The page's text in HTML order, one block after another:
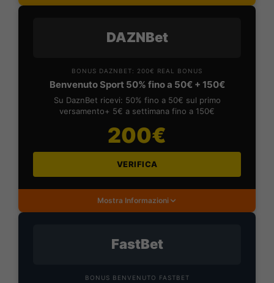
DAZNBet
BONUS DAZNBET: 200€ REAL BONUS
Benvenuto Sport 50% fino a 50€ + 150€
Su DaznBet ricevi: 50% fino a 50€ sul primo
versamento+ 5€ a settimana fino a 150€
200€
VERIFICA
Mostra Informazioni
FastBet
BONUS BENVENUTO FASTBET